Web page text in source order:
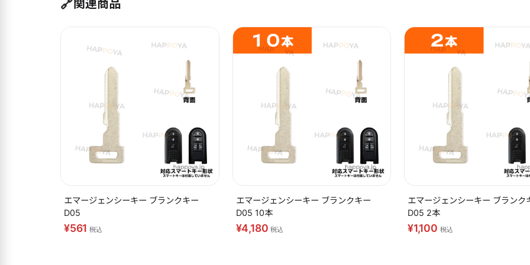
🔗関連商品
エマージェンシーキー ブランクキー
D05
¥561税込
エマージェンシーキー ブランクキー
D05 10本
¥4,180税込
エマージェンシーキー ブランク
D05 2本
¥1,100 税込